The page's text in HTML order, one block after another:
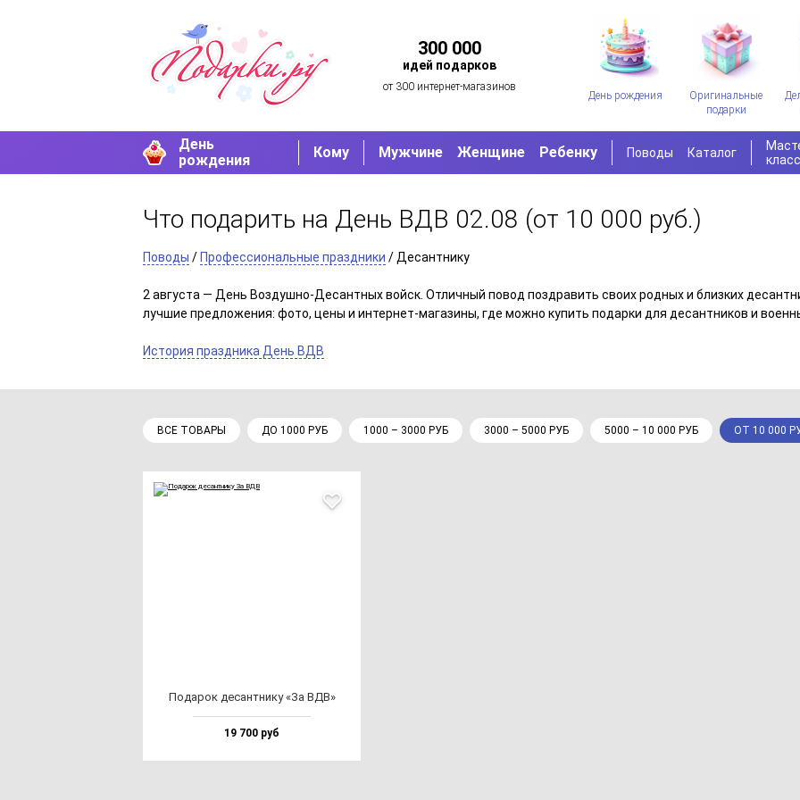
300 000
идей подарков
от 300 интернет-магазинов
День рождения
Оригинальные
подарки
День
рождения
Кому Мужчине Женщине Ребенку Поводы Каталог
Что подарить на День ВДВ 02.08 (от 10 000 руб.)
Поводы / Профессиональные праздники / Десантнику
2 августа — День Воздушно-Десантных войск. Отличный повод поздравить своих родных и близких
лучшие предложения: фото, цены и интернет-магазины, где можно купить подарки для десантников и
История праздника День ВДВ
ВСЕ ТОВАРЫ ДО 1000 РУБ 1000 – 3000 РУБ 3000 – 5000 РУБ 5000 – 10 000 РУБ ОТ 10 000
Пода­рок де­сан­тни­ку «За ВДВ»
19 700 руб